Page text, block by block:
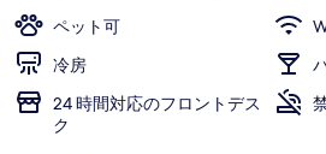
ラ
ッ
ツ
ペット可
冷房
24 時間対応のフロントデス
ク